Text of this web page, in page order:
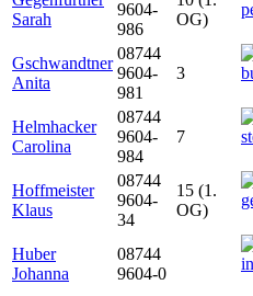
Sarah
9604-
986
OG)
Gschwandtner
Anita
08744
9604-
981
3
Helmhacker
Carolina
08744
9604-
984
7
Hoffmeister
Klaus
08744
9604-
34
15 (1.
OG)
Huber
Johanna
08744
9604-0